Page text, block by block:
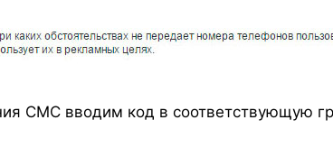
СМС вводим код в соответствующую